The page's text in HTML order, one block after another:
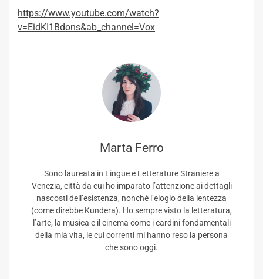
https://www.youtube.com/watch?
v=EidKI1Bdons&ab_channel=Vox
Marta Ferro
Sono laureata in Lingue e Letterature Straniere a
Venezia, città da cui ho imparato l’attenzione ai dettagli
nascosti dell’esistenza, nonché l’elogio della lentezza
(come direbbe Kundera). Ho sempre visto la letteratura,
l’arte, la musica e il cinema come i cardini fondamentali
della mia vita, le cui correnti mi hanno reso la persona
che sono oggi.